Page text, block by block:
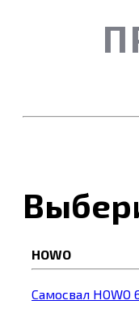
HOWO
Самосвал HOWO